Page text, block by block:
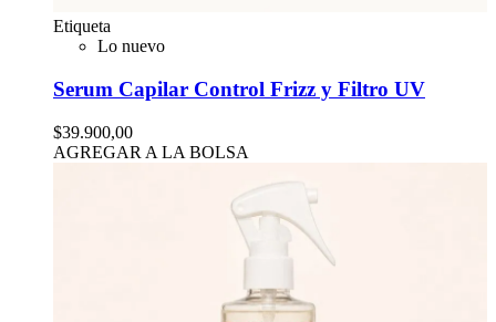
Etiqueta
Lo nuevo
Serum Capilar Control Frizz y Filtro UV
$39.900,00
AGREGAR A LA BOLSA